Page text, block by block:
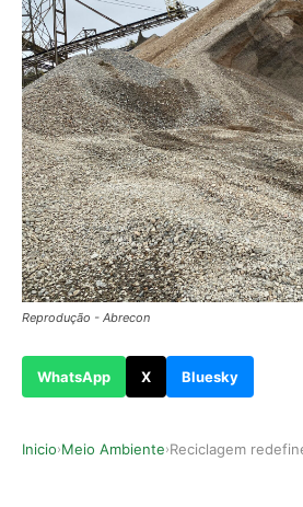
Reprodução - Abrecon
WhatsApp X Bluesky
Inicio›Meio Ambiente›